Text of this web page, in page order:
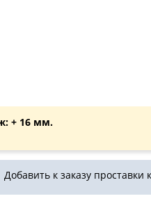
+ 16 мм.
Добавить к заказу